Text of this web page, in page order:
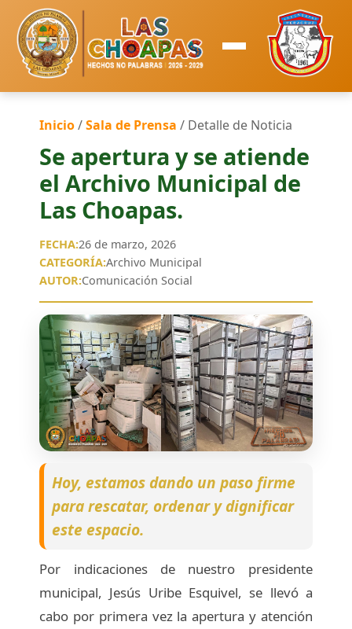
Inicio/Sala de Prensa / Detalle de Noticia
Se apertura y se atiende
el Archivo Municipal de
Las Choapas.
FECHA:26 de marzo, 2026
CATEGORÍA:Archivo Municipal
AUTOR:Comunicación Social
Hoy, estamos dando un paso firme
para rescatar, ordenar y dignificar
este espacio.
Por indicaciones de nuestro presidente
municipal, Jesús Uribe Esquivel, se llevó a
cabo por primera vez la apertura y atención